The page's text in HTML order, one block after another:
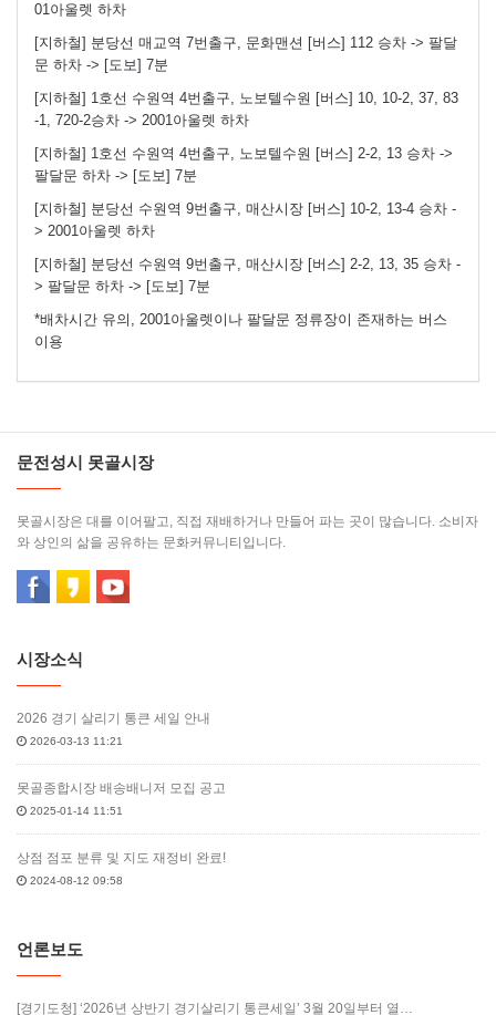
01아울렛 하차
[지하철] 분당선 매교역 7번출구, 문화맨션 [버스] 112 승차 -> 팔달
문 하차 -> [도보] 7분
[지하철] 1호선 수원역 4번출구, 노보텔수원 [버스] 10, 10-2, 37, 83
-1, 720-2승차 -> 2001아울렛 하차
[지하철] 1호선 수원역 4번출구, 노보텔수원 [버스] 2-2, 13 승차 ->
팔달문 하차 -> [도보] 7분
[지하철] 분당선 수원역 9번출구, 매산시장 [버스] 10-2, 13-4 승차 -
> 2001아울렛 하차
[지하철] 분당선 수원역 9번출구, 매산시장 [버스] 2-2, 13, 35 승차 -
> 팔달문 하차 -> [도보] 7분
*배차시간 유의, 2001아울렛이나 팔달문 정류장이 존재하는 버스
이용
문전성시 못골시장
못골시장은 대를 이어팔고, 직접 재배하거나 만들어 파는 곳이 많습니다. 소비자
와 상인의 삶을 공유하는 문화커뮤니티입니다.
시장소식
2026 경기 살리기 통큰 세일 안내
2026-03-13 11:21
못골종합시장 배송배니저 모집 공고
2025-01-14 11:51
상점 점포 분류 및 지도 재정비 완료!
2024-08-12 09:58
언론보도
[경기도청] ‘2026년 상반기 경기살리기 통큰세일’ 3월 20일부터 열…